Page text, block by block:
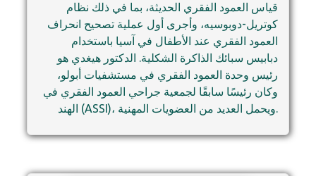
قياس العمود الفقري الحديثة، بما في ذلك نظام
كوتريل-دوبوسيه، وأجرى أول عملية تصحيح انحراف
العمود الفقري عند الأطفال في آسيا باستخدام
دبابيس سبائك الذاكرة الشكلية. الدكتور هيغدي هو
رئيس وحدة العمود الفقري في مستشفيات أبولو،
وكان رئيسًا سابقًا لجمعية جراحي العمود الفقري في
الهند (ASSI)، ويحمل العديد من العضويات المهنية.